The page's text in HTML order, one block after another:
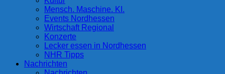
Mensch. Maschine. KI.
Events Nordhessen
Wirtschaft Regional
Konzerte
Lecker essen in Nordhessen
NHR Tipps
Nachrichten